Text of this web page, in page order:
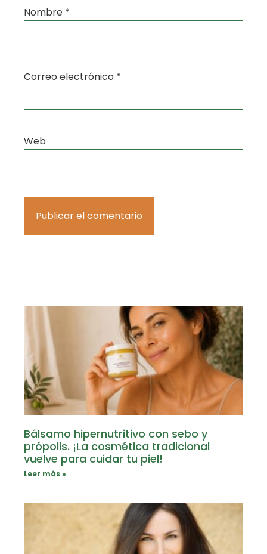
Nombre *
Correo electrónico *
Web
Bálsamo hipernutritivo con sebo y
própolis. ¡La cosmética tradicional
vuelve para cuidar tu piel!
Leer más »